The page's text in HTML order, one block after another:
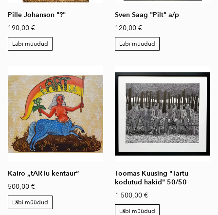
Pille Johanson "?"
190,00 €
Läbi müüdud
Sven Saag "Pilt" a/p
120,00 €
Läbi müüdud
Kairo „tARTu kentaur“
500,00 €
Läbi müüdud
Toomas Kuusing "Tartu
kodutud hakid" 50/50
1 500,00 €
Läbi müüdud